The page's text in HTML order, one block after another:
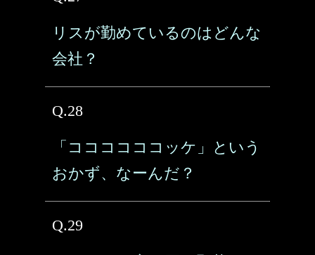
リスが勤めているのはどんな
会社？
Q.28
「ココココココッケ」という
おかず、なーんだ？
Q.29